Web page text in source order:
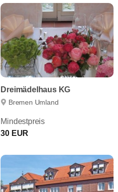
Dreimädelhaus KG
Bremen Umland
Mindestpreis
30 EUR